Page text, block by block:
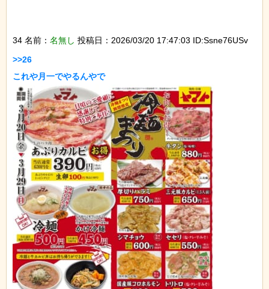
34 名前： 名無し 投稿日：2026/03/20 17:47:03 ID:Ssne76USv
>>26